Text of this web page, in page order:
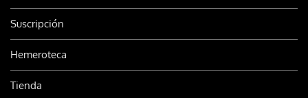
Suscripción
Hemeroteca
Tienda